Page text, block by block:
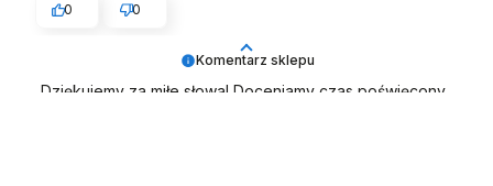
Komentarz sklepu
Dziękujemy za miłe słowa! Doceniamy czas poświęcony
0
0